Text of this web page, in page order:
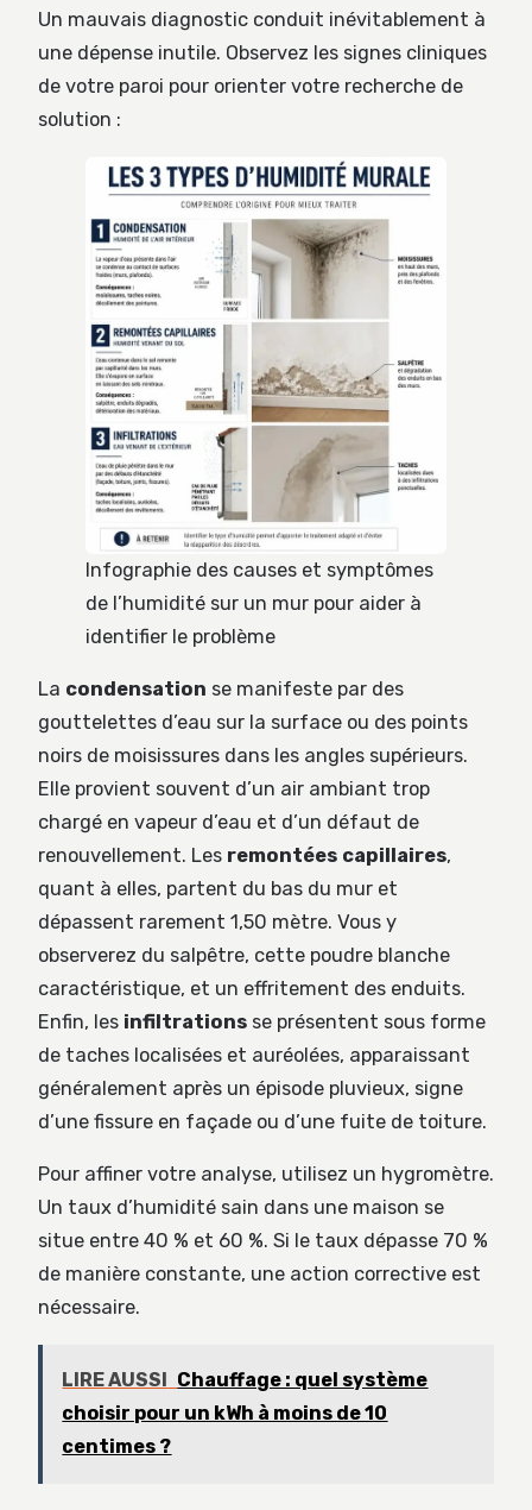
Un mauvais diagnostic conduit inévitablement à
une dépense inutile. Observez les signes cliniques
de votre paroi pour orienter votre recherche de
solution :
Infographie des causes et symptômes
de l’humidité sur un mur pour aider à
identifier le problème
La condensation se manifeste par des
gouttelettes d’eau sur la surface ou des points
noirs de moisissures dans les angles supérieurs.
Elle provient souvent d’un air ambiant trop
chargé en vapeur d’eau et d’un défaut de
renouvellement. Les remontées capillaires,
quant à elles, partent du bas du mur et
dépassent rarement 1,50 mètre. Vous y
observerez du salpêtre, cette poudre blanche
caractéristique, et un effritement des enduits.
Enfin, les infiltrations se présentent sous forme
de taches localisées et auréolées, apparaissant
généralement après un épisode pluvieux, signe
d’une fissure en façade ou d’une fuite de toiture.
Pour affiner votre analyse, utilisez un hygromètre.
Un taux d’humidité sain dans une maison se
situe entre 40 % et 60 %. Si le taux dépasse 70 %
de manière constante, une action corrective est
nécessaire.
LIRE AUSSI
Chauffage : quel système
choisir pour un kWh à moins de 10
centimes ?